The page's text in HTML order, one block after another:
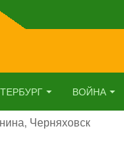
ВОЙНА
Черняховск